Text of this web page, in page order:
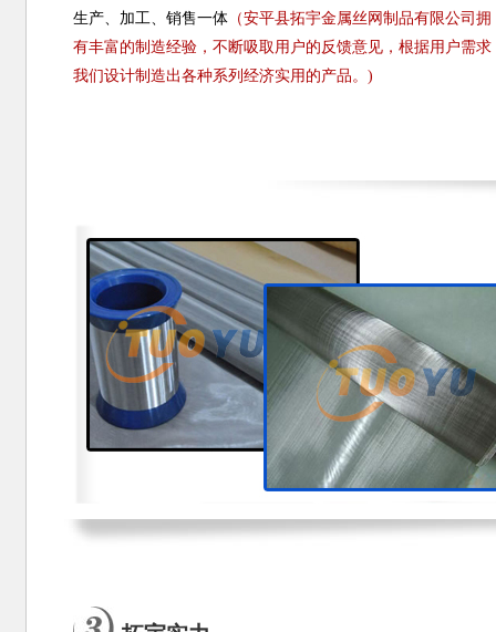
生产、加工、销售一体 （安平县拓宇金属丝网制品有限公司拥
有丰富的制造经验，不断吸取用户的反馈意见，根据用户需求
我们设计制造出各种系列经济实用的产品。)